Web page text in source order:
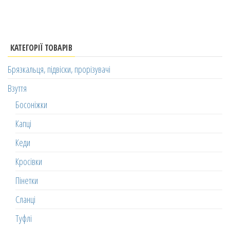
КАТЕГОРІЇ ТОВАРІВ
Брязкальця, підвіски, прорізувачі
Взуття
Босоніжки
Капці
Кеди
Кросівки
Пінетки
Сланці
Туфлі